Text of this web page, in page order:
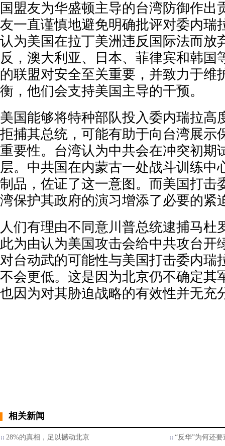
国盟友为华盛顿主导的台湾防御作出
友一直谨慎地避免明确批评对委内瑞
认为美国在拉丁美洲违反国际法而放
反，澳大利亚、日本、菲律宾和韩国
的联盟对安全至关重要，并致力于维
衡，他们会支持美国主导的干预。
美国能够将特种部队投入委内瑞拉高
拒捕其总统，可能有助于向台湾展示
重要性。台湾认为中共会在冲突初期
层。中共国在内蒙古一处战斗训练中
制品，佐证了这一意图。而美国打击
湾保护其政府的演习增添了必要的紧
人们有理由不同意川普总统逮捕马杜
此为由认为美国攻击会给中共攻台开
对台动武的可能性与美国打击委内瑞
不会更低。这是因为北京仍不确定其
也因为对其胁迫战略的有效性并无充
相关新闻
28%的真相，足以撼动北京 “反华”为何还